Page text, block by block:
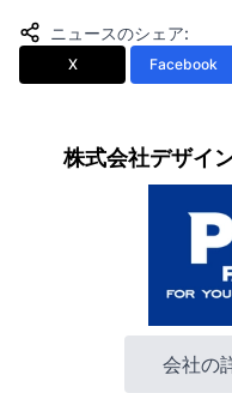
ニュースのシェア:
X Facebook
株式会社デザイ
会社の